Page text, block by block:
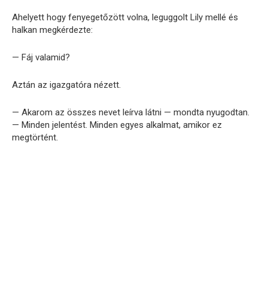
Ahelyett hogy fenyegetőzött volna, leguggolt Lily mellé és
halkan megkérdezte:
— Fáj valamid?
Aztán az igazgatóra nézett.
— Akarom az összes nevet leírva látni — mondta nyugodtan.
— Minden jelentést. Minden egyes alkalmat, amikor ez
megtörtént.